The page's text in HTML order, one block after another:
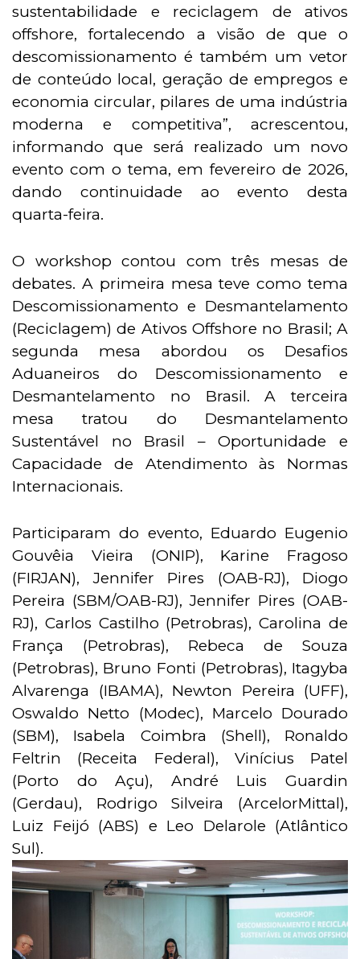
sustentabilidade e reciclagem de ativos
offshore, fortalecendo a visão de que o
descomissionamento é também um vetor
de conteúdo local, geração de empregos e
economia circular, pilares de uma indústria
moderna e competitiva”, acrescentou,
informando que será realizado um novo
evento com o tema, em fevereiro de 2026,
dando continuidade ao evento desta
quarta-feira.
O workshop contou com três mesas de
debates. A primeira mesa teve como tema
Descomissionamento e Desmantelamento
(Reciclagem) de Ativos Offshore no Brasil; A
segunda mesa abordou os Desafios
Aduaneiros do Descomissionamento e
Desmantelamento no Brasil. A terceira
mesa tratou do Desmantelamento
Sustentável no Brasil – Oportunidade e
Capacidade de Atendimento às Normas
Internacionais.
Participaram do evento, Eduardo Eugenio
Gouvêia Vieira (ONIP), Karine Fragoso
(FIRJAN), Jennifer Pires (OAB-RJ), Diogo
Pereira (SBM/OAB-RJ), Jennifer Pires (OAB-
RJ), Carlos Castilho (Petrobras), Carolina de
França (Petrobras), Rebeca de Souza
(Petrobras), Bruno Fonti (Petrobras), Itagyba
Alvarenga (IBAMA), Newton Pereira (UFF),
Oswaldo Netto (Modec), Marcelo Dourado
(SBM), Isabela Coimbra (Shell), Ronaldo
Feltrin (Receita Federal), Vinícius Patel
(Porto do Açu), André Luis Guardin
(Gerdau), Rodrigo Silveira (ArcelorMittal),
Luiz Feijó (ABS) e Leo Delarole (Atlântico
Sul).